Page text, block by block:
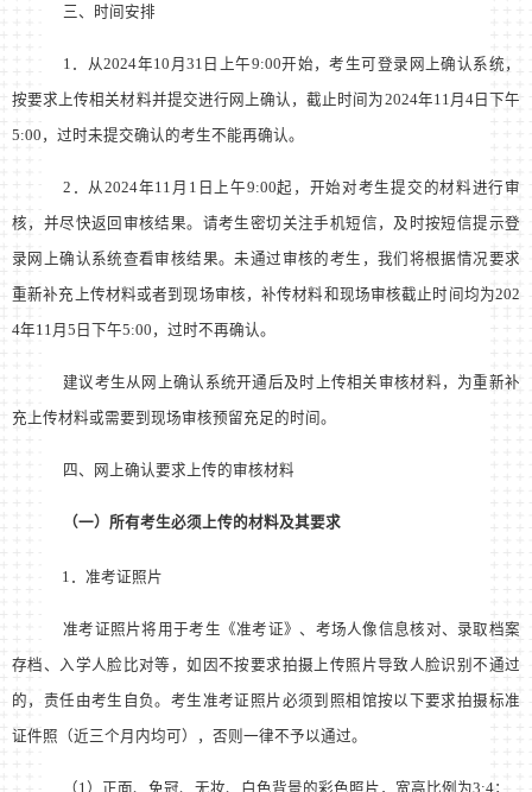
三、时间安排
1 ．从2024年10 月 31 日上午9:00开始，考生可登录网上确认系统，
按要求上传相关材料并提交进行网上确认，截止时间为2024年11月 4日下午
5:00 ，过时未提交确认的考生不能再确认。
2 ．从2024年11 月 1 日上午9:00起，开始对考生提交的材料进行审
核，并尽快返回审核结果。请考生密切关注手机短信，及时按短信提示登
录网上确认系统查看审核结果。未通过审核的考生，我们将根据情况要求
重新补充上传材料或者到现场审核，补传材料和现场审核截止时间均为202
4年11月 5 日下午5:00 ，过时不再确认。
建议考生从网上确认系统开通后及时上传相关审核材料，为重新补
充上传材料或需要到现场审核预留充足的时间。
四、网上确认要求上传的审核材料
（一）所有考生必须上传的材料及其要求
1 ．准考证照片
准考证照片将用于考生《准考证》、考场人像信息核对、录取档案
存档、入学人脸比对等，如因不按要求拍摄上传照片导致人脸识别不通过
的，责任由考生自负。考生准考证照片必须到照相馆按以下要求拍摄标准
证件照（近三个月内均可），否则一律不予以通过。
（1）正面、免冠、无妆、白色背景的彩色照片，宽高比例为3:4；